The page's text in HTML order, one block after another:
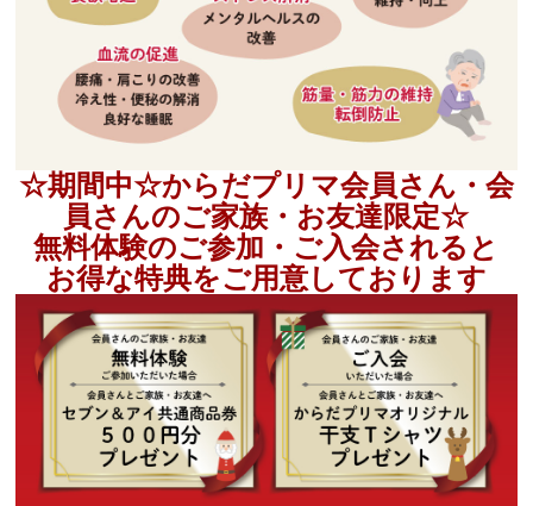
☆期間中☆からだプリマ会員さん・会
員さんのご家族・お友達限定☆
無料体験のご参加・ご入会されると
お得な特典をご用意しております